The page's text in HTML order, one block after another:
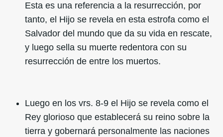
Esta es una referencia a la resurrección, por
tanto, el Hijo se revela en esta estrofa como el
Salvador del mundo que da su vida en rescate,
y luego sella su muerte redentora con su
resurrección de entre los muertos.
Luego en los vrs. 8-9 el Hijo se revela como el
Rey glorioso que establecerá su reino sobre la
tierra y gobernará personalmente las naciones